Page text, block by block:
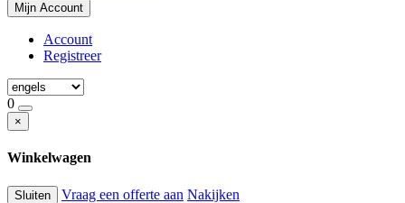
Mijn Account
Account
Registreer
0
×
Winkelwagen
Sluiten Vraag een offerte aan Nakijken